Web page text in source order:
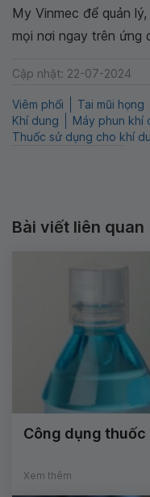
My Vinmec để quản
mọi nơi ngay trên ứng
Cập nhật: 22-07-2024
Viêm phổi Tai mũi họng
Khí dung
Máy phun khí
Thuốc sử dụng cho khí
Bài viết liên quan
Công dụng thuốc
Xem thêm